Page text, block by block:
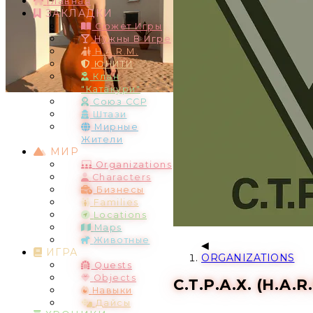
ЗАКЛАДКИ
Сюжет Игры
Нужны В Игре
H.A.R.M.
ЮНИТИ
Клан
"Катакури"
Союз ССР
Штази
Мирные
Жители
МИР
Organizations
Characters
Бизнесы
Families
Locations
Maps
Животные
ИГРА
Quests
Objects
Навыки
Дайсы
ORGANIZATIONS
С.Т.Р.А.Х.